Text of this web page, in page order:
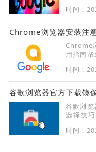
时间：
Chrome浏览器安装注
Chrome
用指南
时间：
谷歌浏览器官方下载镜
谷歌浏
选择技
时间：